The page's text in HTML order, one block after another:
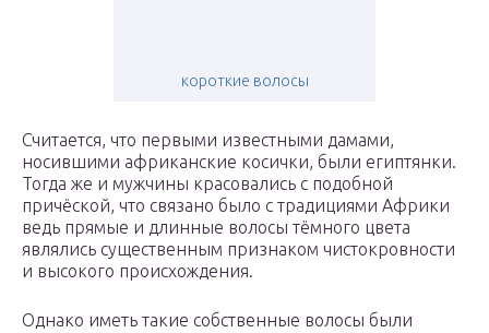
короткие волосы
Считается, что первыми известными дамами,
носившими африканские косички, были египтянки.
Тогда же и мужчины красовались с подобной
причёской, что связано было с традициями Африки
ведь прямые и длинные волосы тёмного цвета
являлись существенным признаком чистокровности
и высокого происхождения.
Однако иметь такие собственные волосы были